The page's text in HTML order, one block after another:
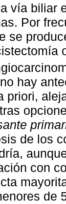
vía biliar
Por
se
hay
priori,
de los
con
de